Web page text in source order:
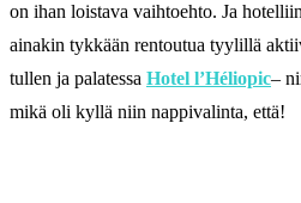
on ihan loistava vaihtoehto. Ja
ainakin tykkään rentoutua tyylillä
tullen ja palatessa Hotel l’Héliopic–
mikä oli kyllä niin nappivalinta, että!